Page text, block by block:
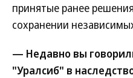
принятые ранее
сохранении
— Недавно вы
"Уралсиб" в